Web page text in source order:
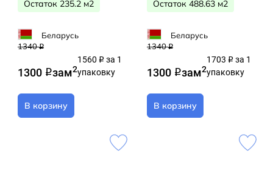
Остаток 235.2 м2
Беларусь
1340q
1300 qзам2
1560 q за 1
упаковку
В корзину
Остаток 488.63 м2
Беларусь
1340q
1300 qзам2
1703 q за 1
упаковку
В корзину